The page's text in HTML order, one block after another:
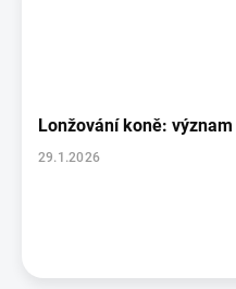
Lonžování koně:
29.1.2026